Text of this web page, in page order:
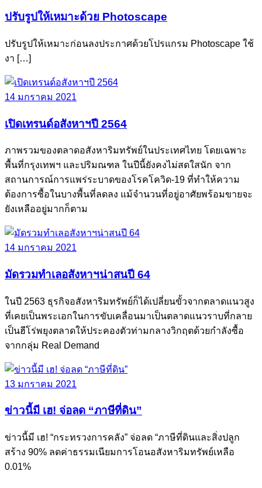
ปรับรูปให้เหมาะด้วย Photoscape
ปรับรูปให้เหมาะก่อนลงประกาศด้วยโปรแกรม Photoscape ใช้
งา […]
14 มกราคม 2021
เปิดเทรนด์อสังหาฯปี 2564
ภาพรวมของตลาดอสังหาริมทรัพย์ในประเทศไทย โดยเฉพาะ
พื้นที่กรุงเทพฯ และปริมณฑล ในปีนี้ยังคงไม่สดใสนัก จาก
สถานการณ์การแพร่ระบาดของโรคโควิด-19 ที่ทำให้ความ
ต้องการซื้อในบางพื้นที่ลดลง แม้จำนวนที่อยู่อาศัยพร้อมขายจะ
ยังเหลืออยู่มากก็ตาม
14 มกราคม 2021
มัดรวมทำเลอสังหาฯน่าสนปี 64
ในปี 2563 ธุรกิจอสังหาริมทรัพย์ก็ได้เปลี่ยนขั้วจากตลาดแนวสูง
ที่เคยเป็นพระเอกในการขับเคลื่อนมาเป็นตลาดแนวราบที่กลาย
เป็นฮีโร่พยุงตลาดให้ประคองตัวท่ามกลางวิกฤตด้วยกำลังซื้อ
จากกลุ่ม Real Demand
13 มกราคม 2021
ข่าวนี้มี เฮ! จ่อลด “ภาษีที่ดิน”
ข่าวนี้มี เฮ! “กระทรวงการคลัง” จ่อลด “ภาษีที่ดินและสิ่งปลูก
สร้าง 90% ลดค่าธรรมเนียมการโอนอสังหาริมทรัพย์เหลือ
0.01%